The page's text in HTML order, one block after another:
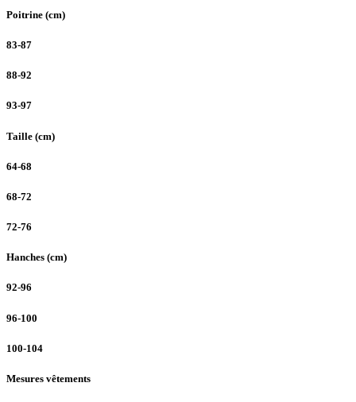
Poitrine (cm)
83-87
88-92
93-97
Taille (cm)
64-68
68-72
72-76
Hanches (cm)
92-96
96-100
100-104
Mesures vêtements